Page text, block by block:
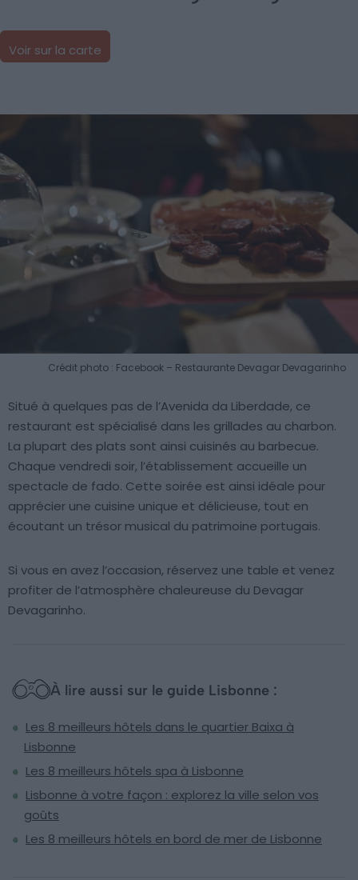
Voir sur la carte
Crédit photo : Facebook – Restaurante Devagar Devagarinho
Situé à quelques pas de l’Avenida da Liberdade, ce
restaurant est spécialisé dans les grillades au charbon.
La plupart des plats sont ainsi cuisinés au barbecue.
Chaque vendredi soir, l’établissement accueille un
spectacle de fado. Cette soirée est ainsi idéale pour
apprécier une cuisine unique et délicieuse, tout en
écoutant un trésor musical du patrimoine portugais.
Si vous en avez l’occasion, réservez une table et venez
profiter de l’atmosphère chaleureuse du Devagar
Devagarinho.
À lire aussi sur le guide Lisbonne :
Les 8 meilleurs hôtels dans le quartier Baixa à
Lisbonne
Les 8 meilleurs hôtels spa à Lisbonne
Lisbonne à votre façon : explorez la ville selon vos
goûts
Les 8 meilleurs hôtels en bord de mer de Lisbonne